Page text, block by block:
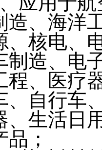
造、海洋
、核电、
制造、电
程、医疗
、自行车
、生活日
品；